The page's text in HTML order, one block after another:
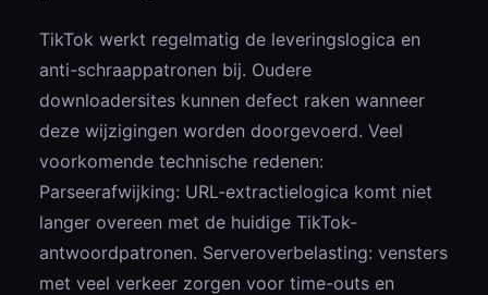
TikTok werkt regelmatig de leveringslogica en
anti-schraappatronen bij. Oudere
downloadersites kunnen defect raken wanneer
deze wijzigingen worden doorgevoerd. Veel
voorkomende technische redenen:
Parseerafwijking: URL-extractielogica komt niet
langer overeen met de huidige TikTok-
antwoordpatronen. Serveroverbelasting: vensters
met veel verkeer zorgen voor time-outs en